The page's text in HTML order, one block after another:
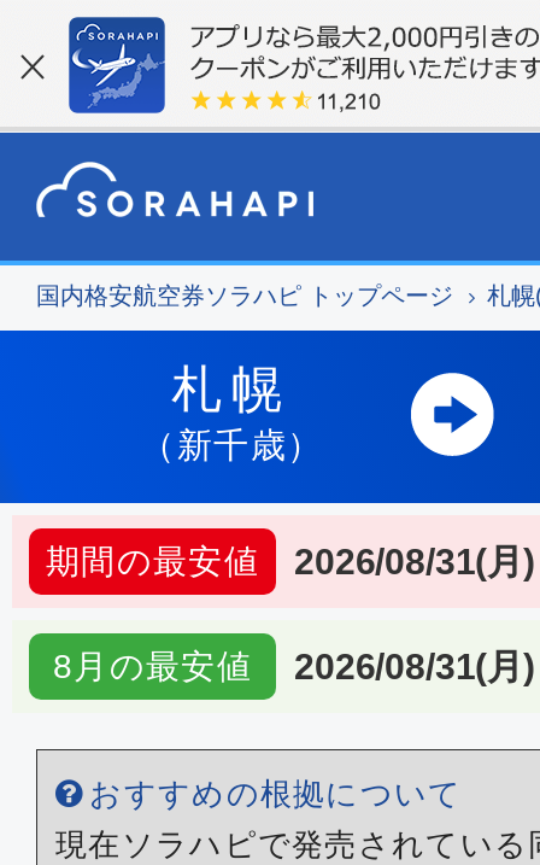
国内格安航空券ソラハピ トップページ 札
札幌
（新千歳）
期間の最安値 2026/08/31(月)
8月の最安値 2026/08/31(月)
おすすめの根拠について
現在ソラハピで発売されている